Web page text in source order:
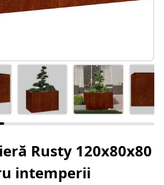
Rusty 120x80x80
intemperii